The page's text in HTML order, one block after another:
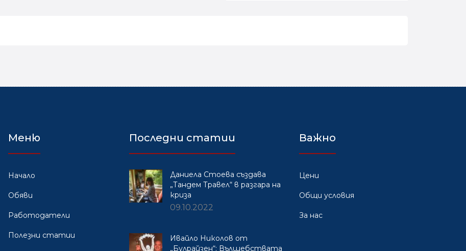
Меню
Начало
Обяви
Работодатели
Полезни статии
Последни статии
Даниела Стоева създава
„Тандем Травел“ в разгара на
криза
09.10.2022
Ивайло Николов от
„Булрайзен“: Вълшебствата
Важно
Цени
Общи условия
За нас